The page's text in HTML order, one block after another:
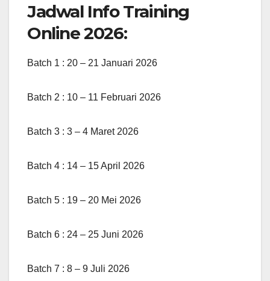
Jadwal Info Training
Online 2026:
Batch 1 : 20 – 21 Januari 2026
Batch 2 : 10 – 11 Februari 2026
Batch 3 : 3 – 4 Maret 2026
Batch 4 : 14 – 15 April 2026
Batch 5 : 19 – 20 Mei 2026
Batch 6 : 24 – 25 Juni 2026
Batch 7 : 8 – 9 Juli 2026